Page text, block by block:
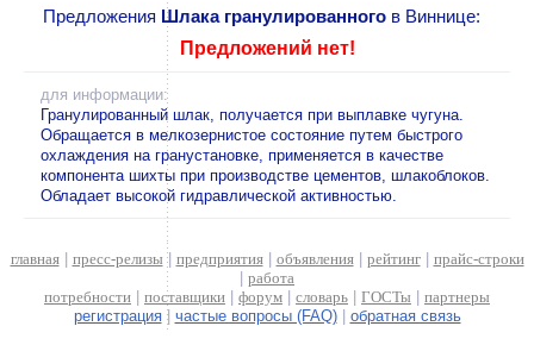
Предложения Шлака гранулированного в Виннице:
Предложений нет!
для информации:
Гранулированный шлак, получается при выплавке чугуна.
Обращается в мелкозернистое состояние путем быстрого
охлаждения на гранустановке, применяется в качестве
компонента шихты при производстве цементов, шлакоблоков.
Обладает высокой гидравлической активностью.
главная| пресс-релизы | предприятия| объявления| рейтинг| прайс-строки
работа
потребности
поставщики форум словарь ГОСТы
партнеры
регистрация| частые вопросы (FAQ)| обратная связь